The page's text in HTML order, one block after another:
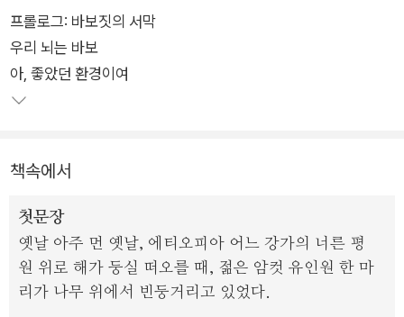
‘지적인 사람’이라는 뜻의 호모 사피엔스. 그 발생부터 현재까지,
그러나 ‘전혀 지적이지 못했던 역사’를 파헤치는 역사책이 나왔
다. 주변을 둘러보자. 뉴스를 봐도 좋다. 누구나 한번쯤 이런 생각
을 해봤을 것이다. 저 사람은 왜 저렇고, 세상은 어쩌다 이 모양이
케임브리지대학에서 인류학과 사학, 과학철학을 전공하고 《버즈
피드》 편집장을 지낸 저자 톰 필립스는 지금까지 역사책에서 볼
수 없었던 신랄함과 유머, 충실한 연구로 우리를 다그치고, 독려
하고, 때로는 응원한다. 그가 기록한 역사는 말 그대로 흑역사의
프롤로그: 바보짓의 서막
우리 뇌는 바보
아, 좋았던 환경이여
책속에서
첫문장
옛날 아주 먼 옛날, 에티오피아 어느 강가의 너른 평
원 위로 해가 둥실 떠오를 때, 젊은 암컷 유인원 한 마
리가 나무 위에서 빈둥거리고 있었다.